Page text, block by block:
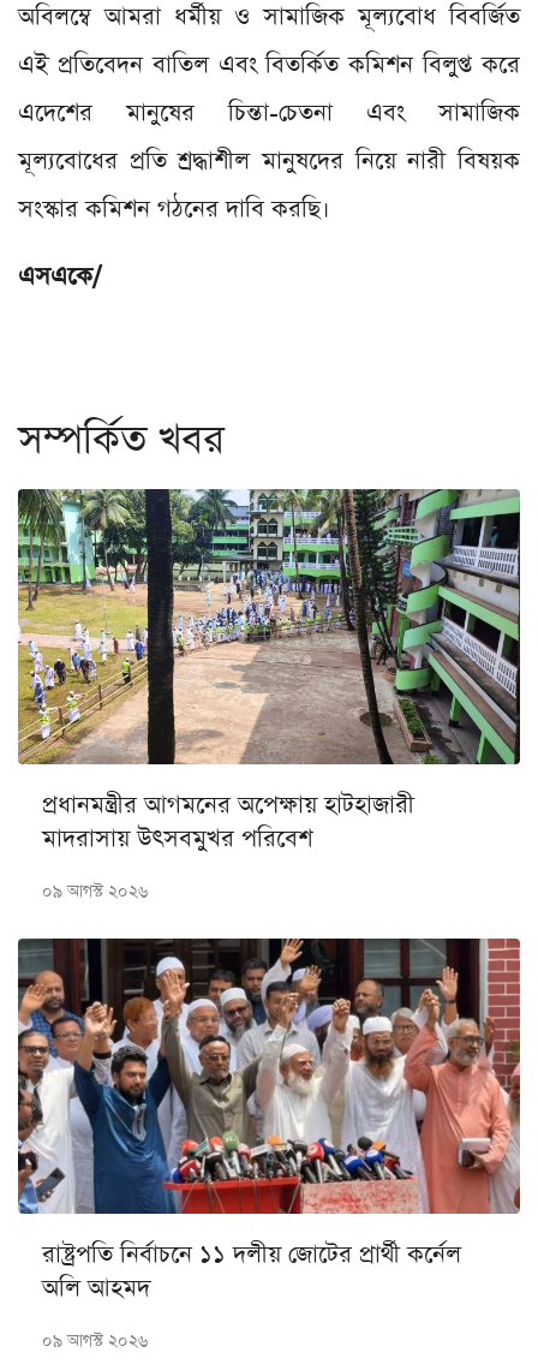
অবিলম্বে আমরা ধর্মীয় ও সামাজিক মূল‍্যবোধ বিবর্জিত
এই প্রতিবেদন বাতিল এবং বিতর্কিত কমিশন বিলুপ্ত করে
এদেশের মানুষের চিন্তা-চেতনা এবং সামাজিক
মূল্যবোধের প্রতি শ্রদ্ধাশীল মানুষদের নিয়ে নারী বিষয়ক
সংস্কার কমিশন গঠনের দাবি করছি।
এসএকে/
সম্পর্কিত খবর
প্রধানমন্ত্রীর আগমনের অপেক্ষায় হাটহাজারী
মাদরাসায় উৎসবমুখর পরিবেশ
০৯ আগস্ট ২০২৬
রাষ্ট্রপতি নির্বাচনে ১১ দলীয় জোটের প্রার্থী কর্নেল
অলি আহমদ
০৯ আগস্ট ২০২৬